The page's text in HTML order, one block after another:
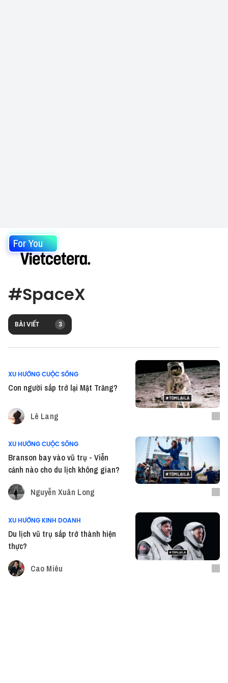
For You
#SpaceX
BÀI VIẾT 3
XU HƯỚNG CUỘC SỐNG
Con người sắp trở lại Mặt Trăng?
Lê Lang
XU HƯỚNG CUỘC SỐNG
Branson bay vào vũ trụ - Viễn
cảnh nào cho du lịch không gian?
Nguyễn Xuân Long
XU HƯỚNG KINH DOANH
Du lịch vũ trụ sắp trở thành hiện
thực?
Cao Miêu